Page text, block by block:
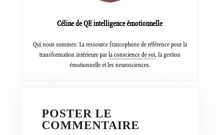
Céline de QE intelligence émotionnelle
Qui nous sommes: La ressource francophone de référence pour la
transformation intérieure parla conscience de soi, la gestion
émotionnelle et les neurosciences.
POSTER LE
COMMENTAIRE